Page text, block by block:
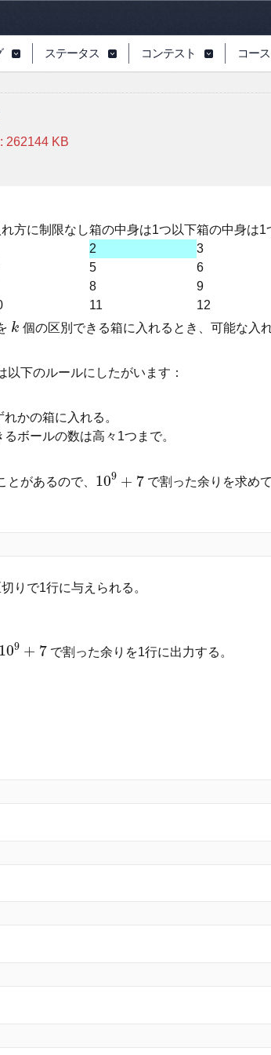
ステータス コンテスト コース
262144 KB
れ方に制限なし箱の中身は1つ以下箱の中身は1
2
3
5
6
8
9
11 12
k
k 個の区別できる箱に入れるとき、可能な入
以下のルールにしたがいます：
かの箱に入れる。
ボールの数は高々1つまで。
があるので、 109 + 7
109 +7 で割った余りを求め
りで1行に与えられる。
109 + 7
109 +7 で割った余りを1行に出力する。